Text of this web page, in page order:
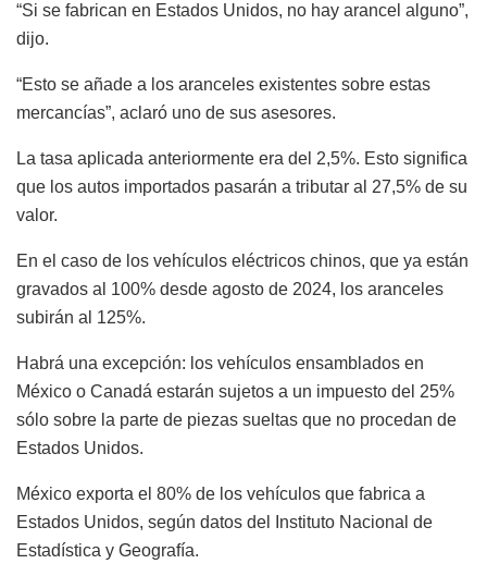
“Si se fabrican en Estados Unidos, no hay arancel alguno”,
dijo.
“Esto se añade a los aranceles existentes sobre estas
mercancías”, aclaró uno de sus asesores.
La tasa aplicada anteriormente era del 2,5%. Esto significa
que los autos importados pasarán a tributar al 27,5% de su
valor.
En el caso de los vehículos eléctricos chinos, que ya están
gravados al 100% desde agosto de 2024, los aranceles
subirán al 125%.
Habrá una excepción: los vehículos ensamblados en
México o Canadá estarán sujetos a un impuesto del 25%
sólo sobre la parte de piezas sueltas que no procedan de
Estados Unidos.
México exporta el 80% de los vehículos que fabrica a
Estados Unidos, según datos del Instituto Nacional de
Estadística y Geografía.